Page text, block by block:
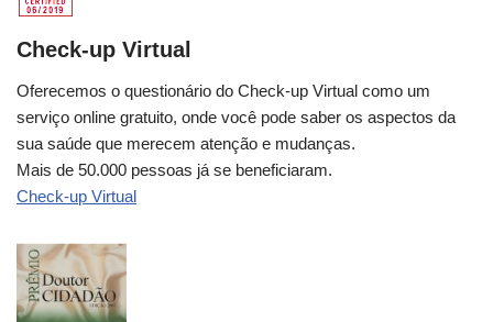
Check-up Virtual
Oferecemos o questionário do Check-up Virtual como um
serviço online gratuito, onde você pode saber os aspectos da
sua saúde que merecem atenção e mudanças.
Mais de 50.000 pessoas já se beneficiaram.
Check-up Virtual